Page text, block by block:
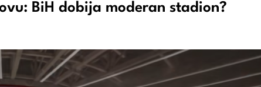
BiH dobija moderan stadion?